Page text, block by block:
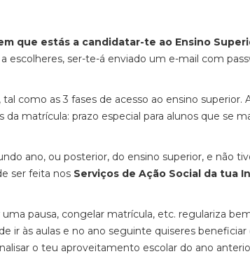
que estás a candidatar-te ao Ensino
escolheres, ser-te-á enviado um e-mail com
, tal como as 3 fases de acesso ao ensino superior.
matrícula: prazo especial para alunos que se
ano, ou posterior, do ensino superior, e não
ser feita nos Serviços de Ação Social da tua
pausa, congelar matrícula, etc. regulariza
ir às aulas e no ano seguinte quiseres beneficiar
o teu aproveitamento escolar do ano